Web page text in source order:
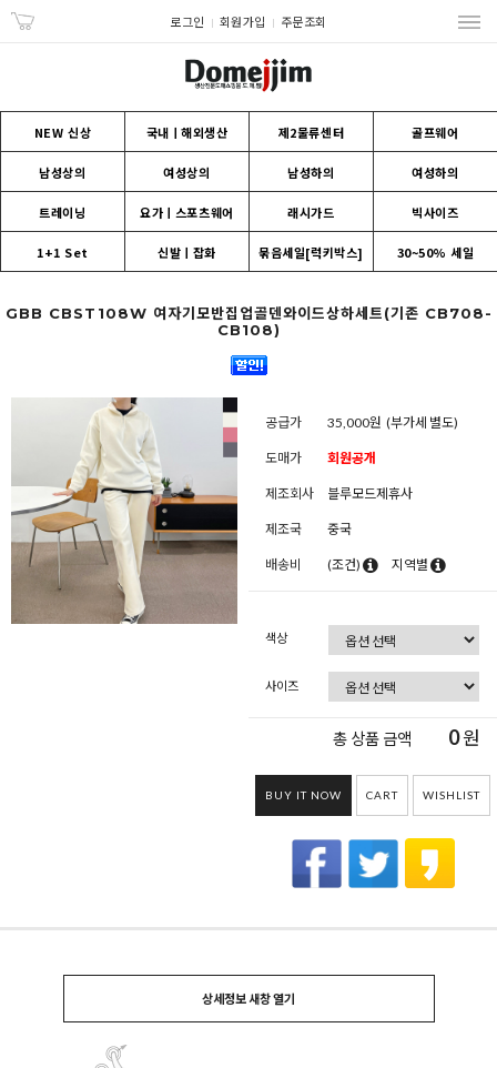
로그인 회원가입 주문조회
NEW 신상 국내ㅣ해외생산 제2물류센터 골프웨어
남성상의 여성상의 남성하의 여성하의
트레이닝 요가ㅣ스포츠웨어 래시가드 빅사이즈
1+1 Set 신발ㅣ잡화 묶음세일[럭키박스] 30~50% 세일
GBB CBST108W 여자기모반집업골덴와이드상하세트(기존 CB708-
CB108)
공급가 35,000원 (부가세 별도)
도매가 회원공개
제조회사 블루모드제휴사
제조국 중국
배송비 (조건) 지역별
색상
사이즈
총 상품 금액 0원
BUY IT NOW CART WISHLIST
상세정보 새창 열기